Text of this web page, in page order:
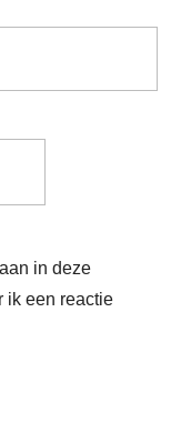
in deze
ik een reactie